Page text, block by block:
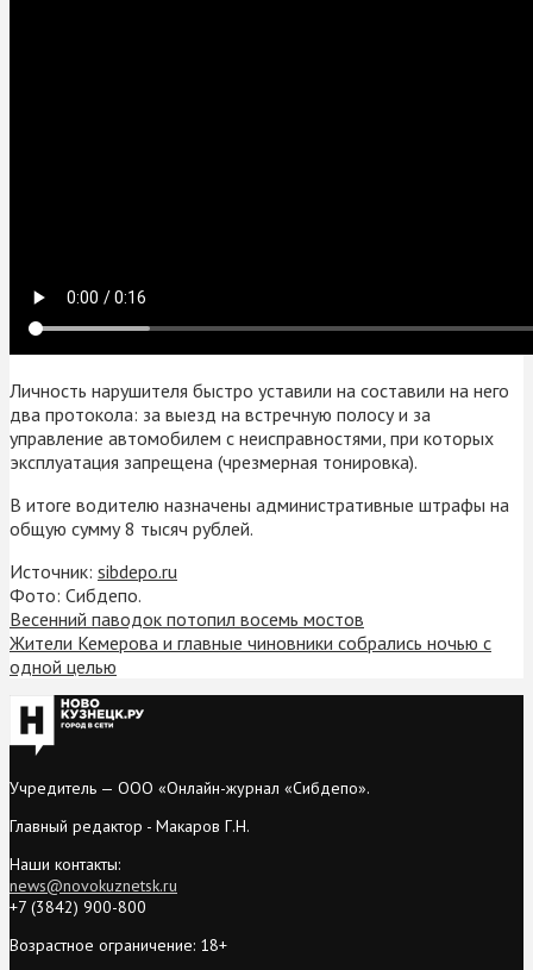
Личность нарушителя быстро уставили на составили на него
два протокола: за выезд на встречную полосу и за
управление автомобилем с неисправностями, при которых
эксплуатация запрещена (чрезмерная тонировка).
В итоге водителю назначены административные штрафы на
общую сумму 8 тысяч рублей.
Источник: sibdepo.ru
Фото: Сибдепо.
Весенний паводок потопил восемь мостов
Жители Кемерова и главные чиновники собрались ночью с
одной целью
Учредитель — ООО «Онлайн-журнал «Сибдепо».
Главный редактор - Макаров Г.Н.
Наши контакты:
news@novokuznetsk.ru
+7 (3842) 900-800
Возрастное ограничение: 18+